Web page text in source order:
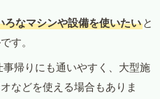
ろなマシンや設備を使いたい と
す。
帰りにも通いやすく、大型施
などを使える場合もありま